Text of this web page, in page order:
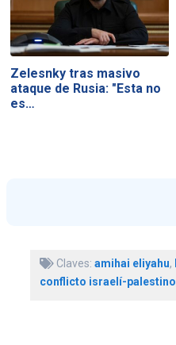
Zelesnky tras masivo
ataque de Rusia: "Esta no
es…
Claves: amihai eliyahu,
conflicto israelí-palestino